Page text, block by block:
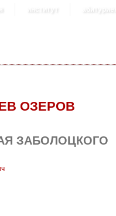
институт
ОЗЕРОВ
ЗАБОЛОЦКОГО